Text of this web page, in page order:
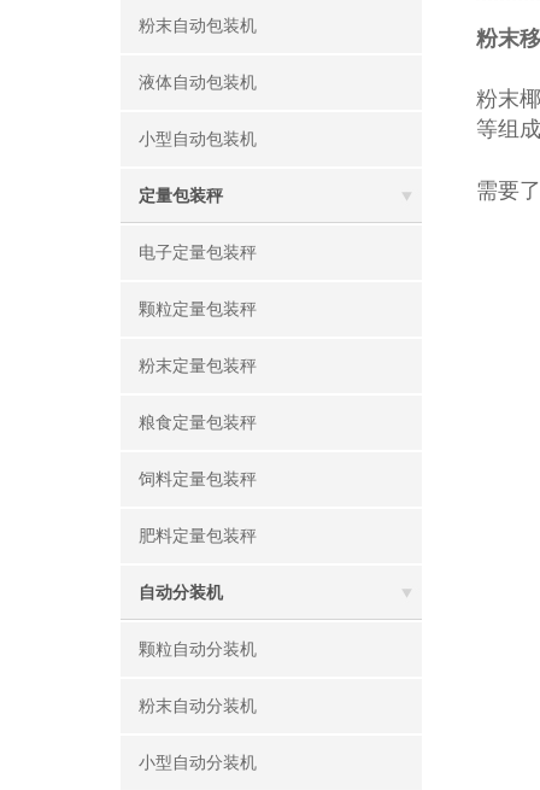
粉末自动包装机
液体自动包装机
小型自动包装机
定量包装秤
电子定量包装秤
颗粒定量包装秤
粉末定量包装秤
粮食定量包装秤
饲料定量包装秤
肥料定量包装秤
自动分装机
颗粒自动分装机
粉末自动分装机
小型自动分装机
粉末
粉末
等组
需要